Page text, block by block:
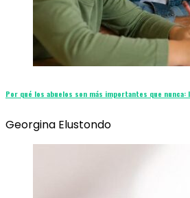
Por qué los abuelos son más importantes que nunca:
Georgina Elustondo